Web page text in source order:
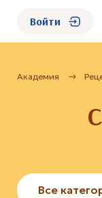
О нас
Войти
Академия
Все